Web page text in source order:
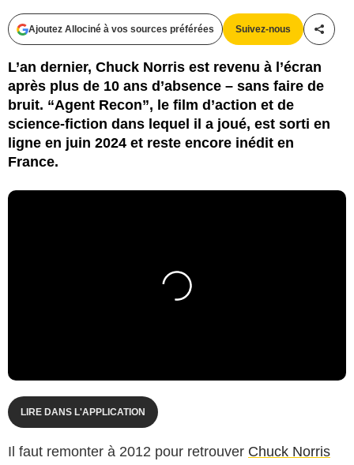
Ajoutez Allociné à vos sources préférées Suivez-nous
L’an dernier, Chuck Norris est revenu à l’écran
après plus de 10 ans d’absence – sans faire de
bruit. “Agent Recon”, le film d’action et de
science-fiction dans lequel il a joué, est sorti en
ligne en juin 2024 et reste encore inédit en
France.
LIRE DANS L'APPLICATION
Il faut remonter à 2012 pour retrouver Chuck Norris